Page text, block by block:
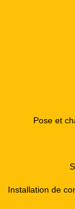
Pose et
Installation de